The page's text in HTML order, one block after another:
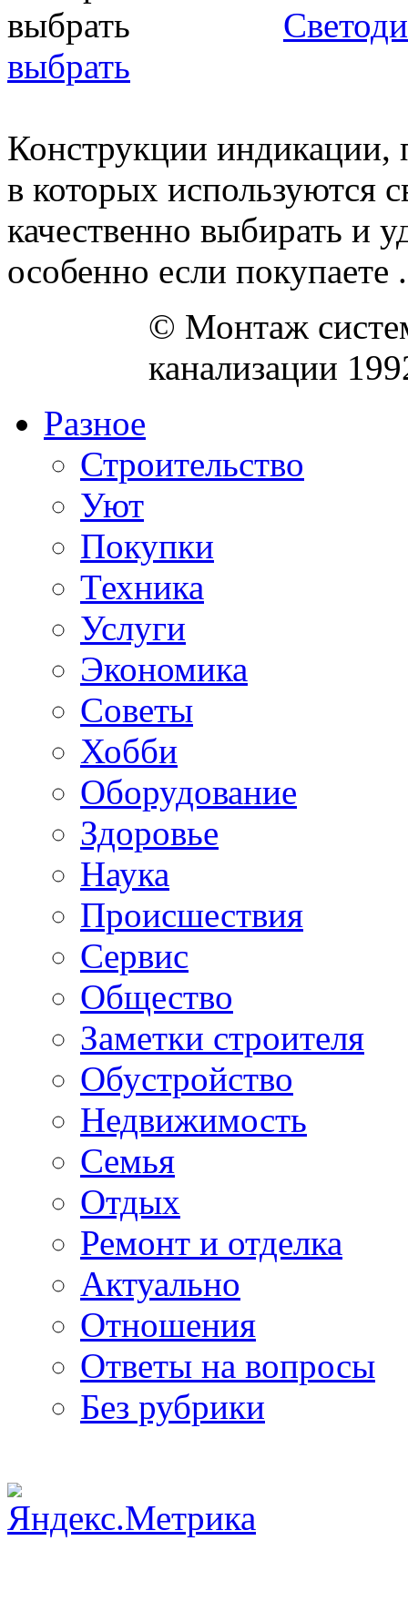
выбрать
Конструкции индикации,
в которых используются
качественно выбирать и
особенно если покупаете
© Монтаж
канализации
Разное
Строительство
Уют
Покупки
Техника
Услуги
Экономика
Советы
Хобби
Oборудование
Здоровье
Наука
Происшествия
Сервис
Общество
Заметки строителя
Обустройство
Недвижимость
Семья
Отдых
Ремонт и отделка
Актуально
Отношения
Ответы на вопросы
Без рубрики